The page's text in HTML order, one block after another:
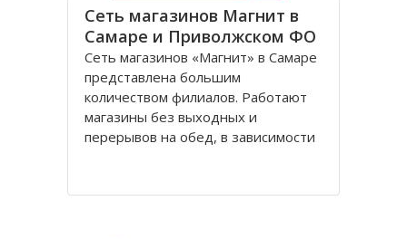
Сеть магазинов Магнит в
Самаре и Приволжском ФО
Сеть магазинов «Магнит» в Самаре
представлена большим
количеством филиалов. Работают
магазины без выходных и
перерывов на обед, в зависимости
Филиалы имеют общий логотип,